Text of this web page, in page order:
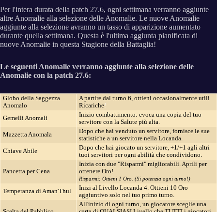
Per l'intera durata della patch 27.6, ogni settimana verranno aggiunte
altre Anomalie alla selezione delle Anomalie. Le nuove Anomalie
aggiunte alla selezione avranno un tasso di apparizione aumentato
durante quella settimana. Questa è l'ultima aggiunta pianificata di
nuove Anomalie in questa Stagione della Battaglia!
Le seguenti Anomalie verranno aggiunte alla selezione delle
Anomalie con la patch 27.6:
Globo della Saggezza
Anomalo
A partire dal turno 6, ottieni occasionalmente utili
Ricariche!
Gemelli Anomali
Inizio combattimento: evoca una copia del tuo
servitore con la Salute più alta.
Mazzetta Anomala
Dopo che hai venduto un servitore, fornisce le sue
statistiche a un servitore nella Locanda.
Chiave Abile
Dopo che hai giocato un servitore, +1/+1 agli altri
tuoi servitori per ogni abilità che condividono.
Pancetta per Cena
Inizia con due "Risparmi" migliorabili. Aprili per
ottenere Oro!
Risparmi: Ottieni 1 Oro. (Si potenzia ogni turno!)
Temperanza di Aman'Thul
Inizi al Livello Locanda 4. Ottieni 10 Oro
aggiuntivo solo nel tuo primo turno.
All'inizio di ogni turno, un giocatore sceglie una